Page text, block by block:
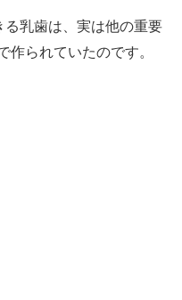
乳歯は、実は他の重要
られていたのです。